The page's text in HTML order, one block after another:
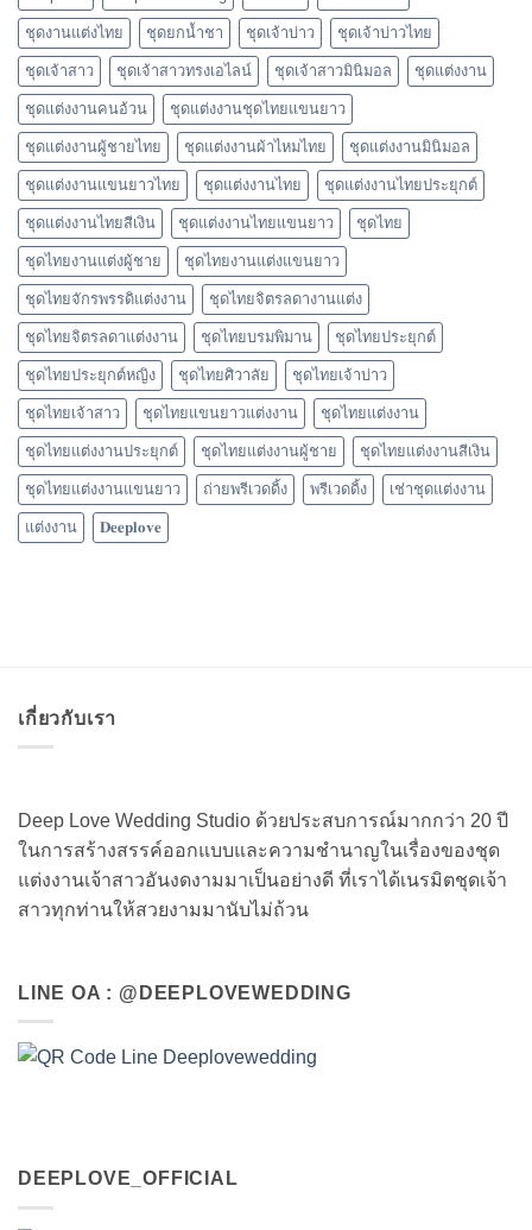
ชุดงานแต่งไทย ชุดยกน้ำชา ชุดเจ้าบ่าว ชุดเจ้าบ่าวไทย
ชุดเจ้าสาว ชุดเจ้าสาวทรงเอไลน์ ชุดเจ้าสาวมินิมอล ชุดแต่งงาน
ชุดแต่งงานคนอ้วน ชุดแต่งงานชุดไทยแขนยาว
ชุดแต่งงานผู้ชายไทย ชุดแต่งงานผ้าไหมไทย ชุดแต่งงานมินิมอล
ชุดแต่งงานแขนยาวไทย ชุดแต่งงานไทย ชุดแต่งงานไทยประยุกต์
ชุดแต่งงานไทยสีเงิน ชุดแต่งงานไทยแขนยาว ชุดไทย
ชุดไทยงานแต่งผู้ชาย ชุดไทยงานแต่งแขนยาว
ชุดไทยจักรพรรดิแต่งงาน ชุดไทยจิตรลดางานแต่ง
ชุดไทยจิตรลดาแต่งงาน ชุดไทยบรมพิมาน ชุดไทยประยุกต์
ชุดไทยประยุกต์หญิง ชุดไทยศิวาลัย ชุดไทยเจ้าบ่าว
ชุดไทยเจ้าสาว ชุดไทยแขนยาวแต่งงาน ชุดไทยแต่งงาน
ชุดไทยแต่งงานประยุกต์ ชุดไทยแต่งงานผู้ชาย ชุดไทยแต่งงานสีเงิน
ชุดไทยแต่งงานแขนยาว ถ่ายพรีเวดดิ้ง พรีเวดดิ้ง เช่าชุดแต่งงาน
แต่งงาน 𝐃𝐞𝐞𝐩𝐥𝐨𝐯𝐞
เกี่ยวกับเรา
Deep Love Wedding Studio ด้วยประสบการณ์มากกว่า 20 ปี
ในการสร้างสรรค์ออกแบบและความชำนาญในเรื่องของชุด
แต่งงานเจ้าสาวอันงดงามมาเป็นอย่างดี ที่เราได้เนรมิตชุดเจ้า
สาวทุกท่านให้สวยงามมานับไม่ถ้วน
LINE OA : @DEEPLOVEWEDDING
DEEPLOVE_OFFICIAL